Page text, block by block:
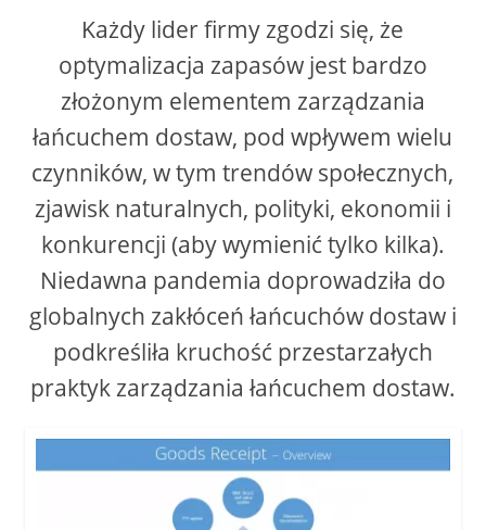
Każdy lider firmy zgodzi się, że
optymalizacja zapasów jest bardzo
złożonym elementem zarządzania
łańcuchem dostaw, pod wpływem wielu
czynników, w tym trendów społecznych,
zjawisk naturalnych, polityki, ekonomii i
konkurencji (aby wymienić tylko kilka).
Niedawna pandemia doprowadziła do
globalnych zakłóceń łańcuchów dostaw i
podkreśliła kruchość przestarzałych
praktyk zarządzania łańcuchem dostaw.